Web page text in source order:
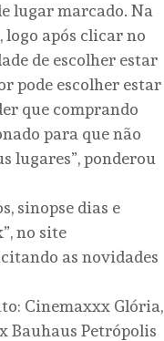
lugar marcado. Na
logo após clicar no
de escolher estar
pode escolher estar
que comprando
para que não
lugares”, ponderou
sinopse dias e
no site
as novidades
Cinemaxxx Glória,
Bauhaus Petrópolis